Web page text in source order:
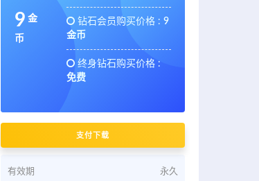
9 金
币
钻石会员购买价格 : 9
金币
终身钻石购买价格 :
免费
支付下载
有效期 永久